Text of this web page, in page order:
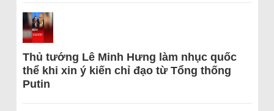
Thủ tướng Lê Minh Hưng làm nhục quốc
thể khi xin ý kiến chỉ đạo từ Tổng thống
Putin